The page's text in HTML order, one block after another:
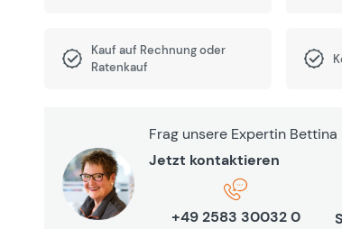
Kauf auf Rechnung oder
Ratenkauf
Frag unsere Expertin Bettina
Jetzt kontaktieren
+49 2583 30032 0